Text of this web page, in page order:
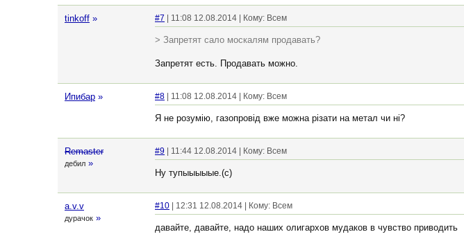
tinkoff » #7 | 11:08 12.08.2014 | Кому: Всем
> Запретят сало москалям продавать?
Запретят есть. Продавать можно.
Ипибар » #8 | 11:08 12.08.2014 | Кому: Всем
Я не розумію, газопровід вже можна різати на метал чи ні?
Remaster
дебил »
#9 | 11:44 12.08.2014 | Кому: Всем
Ну тупыыыыые.(с)
a.v.v
дурачок »
#10 | 12:31 12.08.2014 | Кому: Всем
давайте, давайте, надо наших олигархов мудаков в чувство приводить